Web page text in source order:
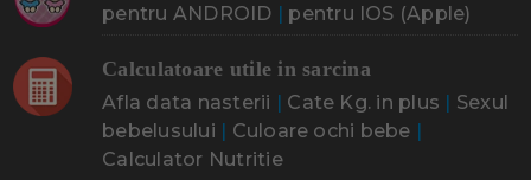
pentru ANDROID | pentru IOS (Apple)
Calculatoare utile in sarcina
Afla data nasterii | Cate Kg. in plus | Sexul
bebelusului | Culoare ochi bebe |
Calculator Nutritie